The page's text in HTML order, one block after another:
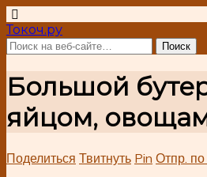
Токоч.ру
Большой
яйцом,
Поделиться Твитнуть Pin Отпр. по